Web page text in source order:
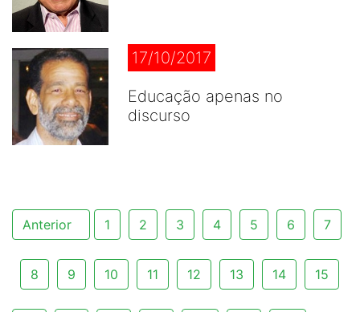
17/10/2017
Educação apenas no
discurso
Anterior 1 2 3 4 5 6 7
8 9 10 11 12 13 14 15